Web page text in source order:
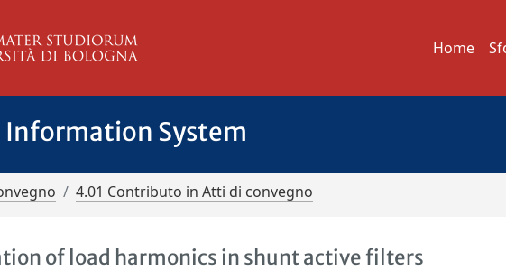
Home
Information System
4.01 Contributo in Atti di convegno
of load harmonics in shunt active filters